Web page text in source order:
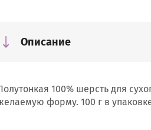
Описание
100% шерсть для
форму. 100 г в